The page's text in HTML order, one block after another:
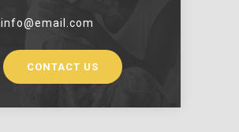
info@email.com
CONTACT US